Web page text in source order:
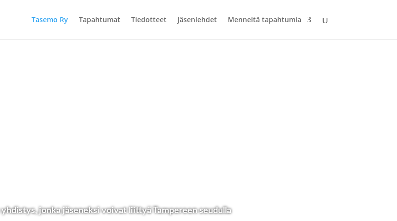
Tasemo Ry Tapahtumat Tiedotteet Jäsenlehdet Menneitä tapahtumia
jonka jäseneksi voivat liittyä Tampereen seudulla